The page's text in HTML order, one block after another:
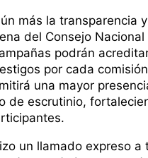
más la transparencia
del Consejo
podrán
por cada
una mayor
de escrutinio,
un llamado expreso a